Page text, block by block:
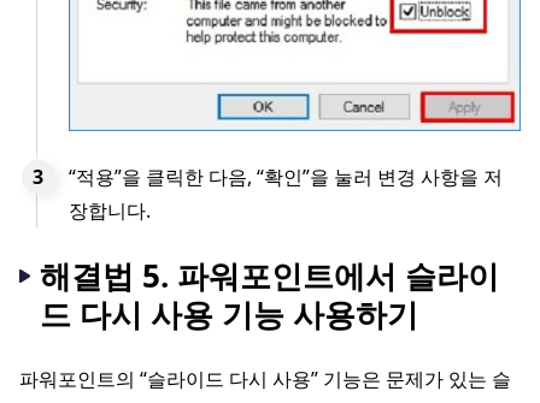
“적용”을 클릭한 다음, “확인”을 눌러 변경 사항을 저
장합니다.
해결법 5. 파워포인트에서 슬라이
드 다시 사용 기능 사용하기
파워포인트의 “슬라이드 다시 사용” 기능은 문제가 있는 슬